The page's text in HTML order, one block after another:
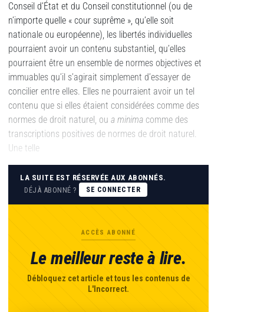
Conseil d’État et du Conseil constitutionnel (ou de
n’importe quelle « cour suprême », qu’elle soit
nationale ou européenne), les libertés individuelles
pourraient avoir un contenu substantiel, qu’elles
pourraient être un ensemble de normes objectives et
immuables qu’il s’agirait simplement d’essayer de
concilier entre elles. Elles ne pourraient avoir un tel
contenu que si elles étaient considérées comme des
normes de droit naturel, ou a minima comme des
transcriptions positives de normes de droit naturel.
Une telle
LA SUITE EST RÉSERVÉE AUX ABONNÉS.
DÉJÀ ABONNÉ ?
SE CONNECTER
ACCÈS ABONNÉ
Le meilleur reste à lire.
Débloquez cet article et tous les contenus de
L'Incorrect.